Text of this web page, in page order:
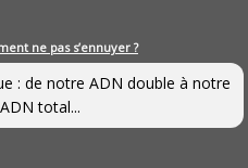
ne pas s’ennuyer ?
: de notre ADN double à notre
ADN total...